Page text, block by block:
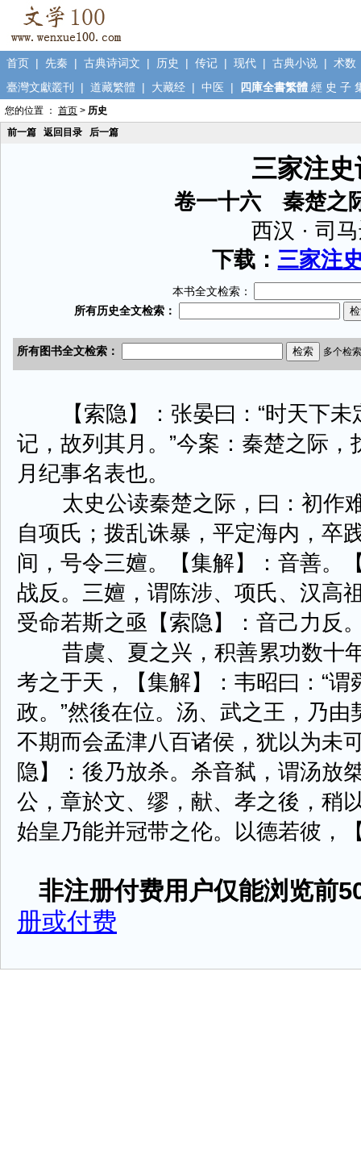
首页 | 先秦 | 古典诗词文 | 历史 | 传记 | 现代 | 古典小说 | 术数
臺灣文獻叢刊
| 道藏繁體 | 大藏经 | 中医 | 四庫全書繁體 經 史 子
您的位置 ： 首页 > 历史
前一篇
返回目录 后一篇
三家注史
卷一十六 秦楚之
西汉 · 司
下载：三家注
本书全文检索：
【索隐】：张晏曰：“时天下未
记，故列其月。”今案：秦楚之际
月纪事名表也。
太史公读秦楚之际，曰：初作
自项氏；拨乱诛暴，平定海内，卒
间，号令三嬗。【集解】：音善。
战反。三嬗，谓陈涉、项氏、汉高
受命若斯之亟【索隐】：音己力反
昔虞、夏之兴，积善累功数十
考之于天，【集解】：韦昭曰：“
政。”然後在位。汤、武之王，乃
不期而会孟津八百诸侯，犹以为未
隐】：後乃放杀。杀音弑，谓汤放
公，章於文、缪，献、孝之後，稍
始皇乃能并冠带之伦。以德若彼，
非注册付费用户仅能浏览前
册或付费